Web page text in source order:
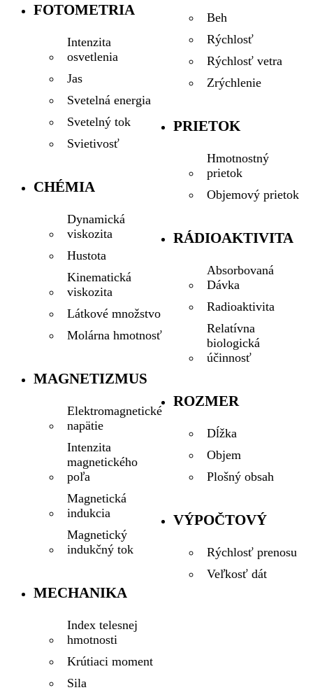
FOTOMETRIA
Intenzita
osvetlenia
Jas
Svetelná energia
Svetelný tok
Svietivosť
CHÉMIA
Dynamická
viskozita
Hustota
Kinematická
viskozita
Látkové množstvo
Molárna hmotnosť
MAGNETIZMUS
Elektromagnetické
napätie
Intenzita
magnetického
poľa
Magnetická
indukcia
Magnetický
indukčný tok
MECHANIKA
Index telesnej
hmotnosti
Krútiaci moment
Sila
Beh
Rýchlosť
Rýchlosť vetra
Zrýchlenie
PRIETOK
Hmotnostný
prietok
Objemový prietok
RÁDIOAKTIVITA
Absorbovaná
Dávka
Radioaktivita
Relatívna
biologická
účinnosť
ROZMER
Dĺžka
Objem
Plošný obsah
VÝPOČTOVÝ
Rýchlosť prenosu
Veľkosť dát